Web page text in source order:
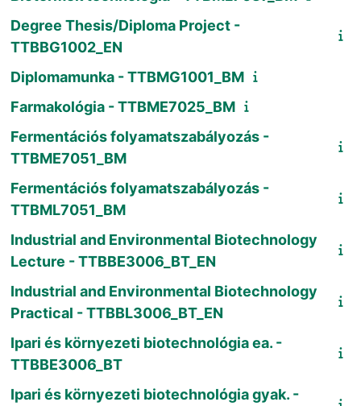
Degree Thesis/Diploma Project -
TTBBG1002_EN
Diplomamunka - TTBMG1001_BM
Farmakológia - TTBME7025_BM
Fermentációs folyamatszabályozás -
TTBME7051_BM
Fermentációs folyamatszabályozás -
TTBML7051_BM
Industrial and Environmental Biotechnology
Lecture - TTBBE3006_BT_EN
Industrial and Environmental Biotechnology
Practical - TTBBL3006_BT_EN
Ipari és környezeti biotechnológia ea. -
TTBBE3006_BT
Ipari és környezeti biotechnológia gyak. -